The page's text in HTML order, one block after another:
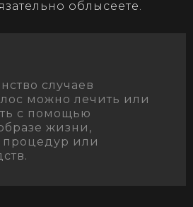
облысеете.
случаев
можно лечить или
с помощью
жизни,
или